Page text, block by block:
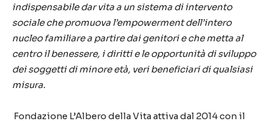
indispensabile dar vita a un sistema di intervento
sociale che promuova l’empowerment dell’intero
nucleo familiare a partire dai genitori e che metta al
centro il benessere, i diritti e le opportunità di sviluppo
dei soggetti di minore età, veri beneficiari di qualsiasi
misura.
Fondazione L’Albero della Vita attiva dal 2014 con il